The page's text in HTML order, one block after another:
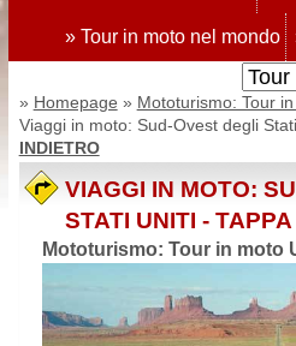
» Tour in moto nel mondo
» Homepage » Mototurismo: Tour
Viaggi in moto: Sud-Ovest degli
INDIETRO
VIAGGI IN MOTO:
STATI UNITI - TAPPA
Mototurismo: Tour in moto